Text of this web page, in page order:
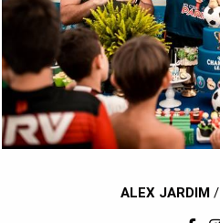
1647
ALEX JARDIM/